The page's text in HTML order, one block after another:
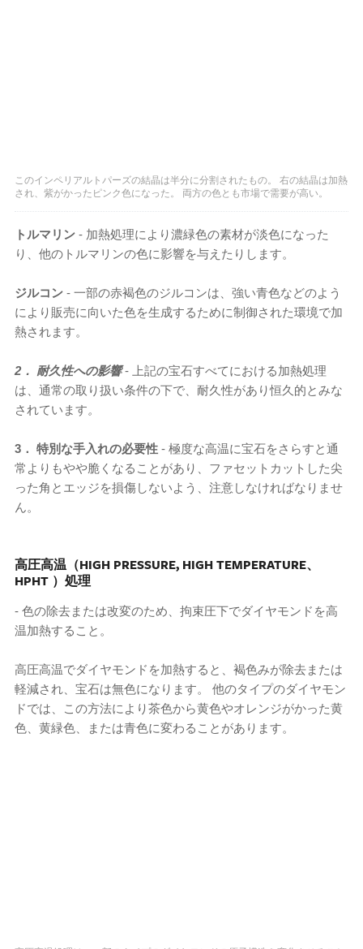
このインペリアルトパーズの結晶は半分に分割されたもの。 右の結晶は加熱
され、紫がかったピンク色になった。 両方の色とも市場で需要が高い。
トルマリン - 加熱処理により濃緑色の素材が淡色になった
り、他のトルマリンの色に影響を与えたりします。
ジルコン - 一部の赤褐色のジルコンは、強い青色などのよう
により販売に向いた色を生成するために制御された環境で加
熱されます。
2． 耐久性への影響- 上記の宝石すべてにおける加熱処理
は、通常の取り扱い条件の下で、耐久性があり恒久的とみな
されています。
3． 特別な手入れの必要性 - 極度な高温に宝石をさらすと通
常よりもやや脆くなることがあり、ファセットカットした尖
った角とエッジを損傷しないよう、注意しなければなりませ
ん。
高圧高温（HIGH PRESSURE, HIGH TEMPERATURE、
HPHT ）処理
- 色の除去または改変のため、拘束圧下でダイヤモンドを高
温加熱すること。
高圧高温でダイヤモンドを加熱すると、褐色みが除去または
軽減され、宝石は無色になります。 他のタイプのダイヤモン
ドでは、この方法により茶色から黄色やオレンジがかった黄
色、黄緑色、または青色に変わることがあります。